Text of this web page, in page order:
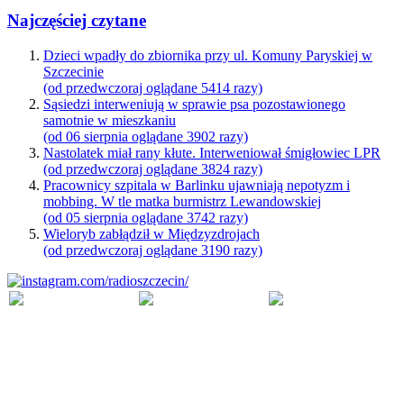
Najczęściej czytane
Dzieci wpadły do zbiornika przy ul. Komuny Paryskiej w
Szczecinie
(od przedwczoraj oglądane 5414 razy)
Sąsiedzi interweniują w sprawie psa pozostawionego
samotnie w mieszkaniu
(od 06 sierpnia oglądane 3902 razy)
Nastolatek miał rany kłute. Interweniował śmigłowiec LPR
(od przedwczoraj oglądane 3824 razy)
Pracownicy szpitala w Barlinku ujawniają nepotyzm i
mobbing. W tle matka burmistrz Lewandowskiej
(od 05 sierpnia oglądane 3742 razy)
Wieloryb zabłądził w Międzyzdrojach
(od przedwczoraj oglądane 3190 razy)